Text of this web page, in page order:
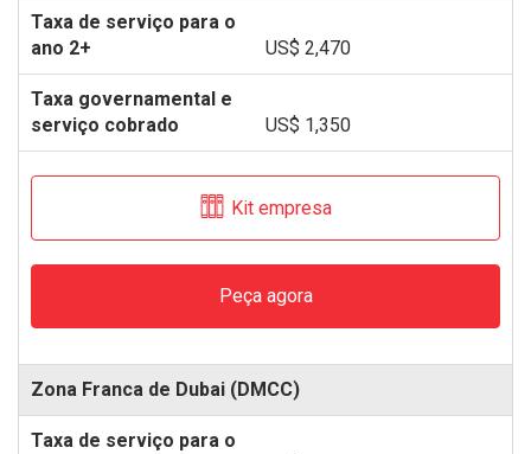
US$ 2,470
US$ 1,350
Kit empresa
Peça agora
Zona Franca de Dubai (DMCC)